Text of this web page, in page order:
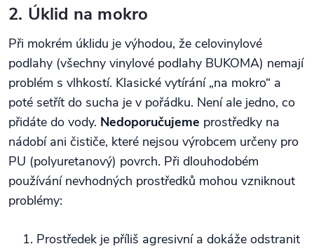
2. Úklid na mokro
Při mokrém úklidu je výhodou, že celovinylové
podlahy (všechny vinylové podlahy BUKOMA) nemají
problém s vlhkostí. Klasické vytírání „na mokro“ a
poté setřít do sucha je v pořádku. Není ale jedno, co
přidáte do vody. Nedoporučujeme prostředky na
nádobí ani čističe, které nejsou výrobcem určeny pro
PU (polyuretanový) povrch. Při dlouhodobém
používání nevhodných prostředků mohou vzniknout
problémy:
Prostředek je příliš agresivní a dokáže odstranit